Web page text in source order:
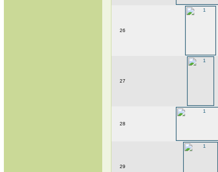
26
27
28
29